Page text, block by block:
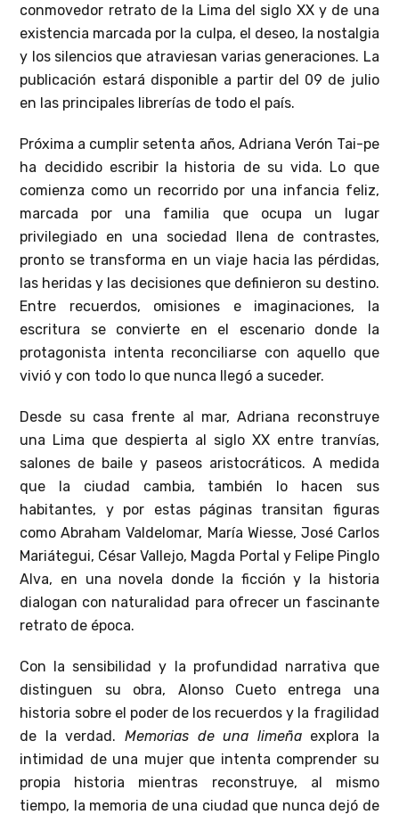
conmovedor retrato de la Lima del siglo XX y de una
existencia marcada por la culpa, el deseo, la nostalgia
y los silencios que atraviesan varias generaciones. La
publicación estará disponible a partir del 09 de julio
en las principales librerías de todo el país.
Próxima a cumplir setenta años, Adriana Verón Tai-pe
ha decidido escribir la historia de su vida. Lo que
comienza como un recorrido por una infancia feliz,
marcada por una familia que ocupa un lugar
privilegiado en una sociedad llena de contrastes,
pronto se transforma en un viaje hacia las pérdidas,
las heridas y las decisiones que definieron su destino.
Entre recuerdos, omisiones e imaginaciones, la
escritura se convierte en el escenario donde la
protagonista intenta reconciliarse con aquello que
vivió y con todo lo que nunca llegó a suceder.
Desde su casa frente al mar, Adriana reconstruye
una Lima que despierta al siglo XX entre tranvías,
salones de baile y paseos aristocráticos. A medida
que la ciudad cambia, también lo hacen sus
habitantes, y por estas páginas transitan figuras
como Abraham Valdelomar, María Wiesse, José Carlos
Mariátegui, César Vallejo, Magda Portal y Felipe Pinglo
Alva, en una novela donde la ficción y la historia
dialogan con naturalidad para ofrecer un fascinante
retrato de época.
Con la sensibilidad y la profundidad narrativa que
distinguen su obra, Alonso Cueto entrega una
historia sobre el poder de los recuerdos y la fragilidad
de la verdad. Memorias de una limeñaexplora la
intimidad de una mujer que intenta comprender su
propia historia mientras reconstruye, al mismo
tiempo, la memoria de una ciudad que nunca dejó de